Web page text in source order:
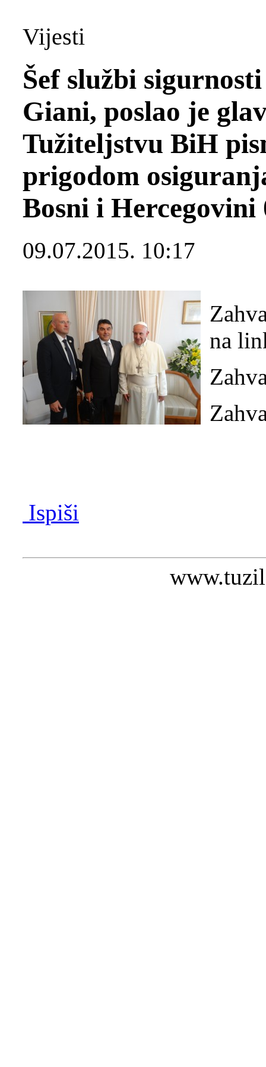
Vijesti
Šef službi
Giani, poslao je
Tužiteljstvu BiH
prigodom
Bosni i Hercegovini
09.07.2015. 10:17
na
Ispiši